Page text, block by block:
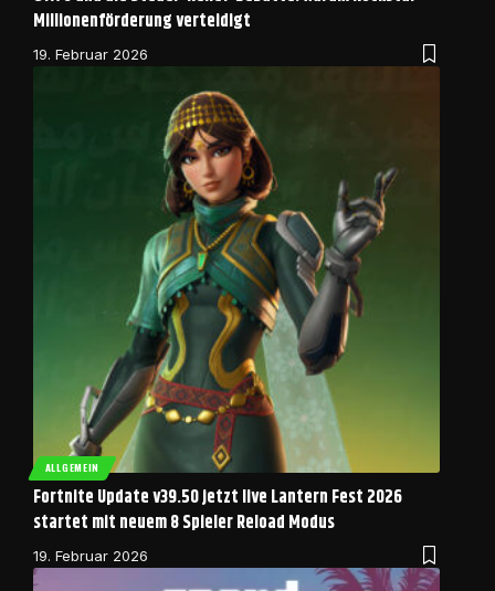
Millionenförderung verteidigt
19. Februar 2026
ALLGEMEIN
Fortnite Update v39.50 jetzt live Lantern Fest 2026
startet mit neuem 8 Spieler Reload Modus
19. Februar 2026